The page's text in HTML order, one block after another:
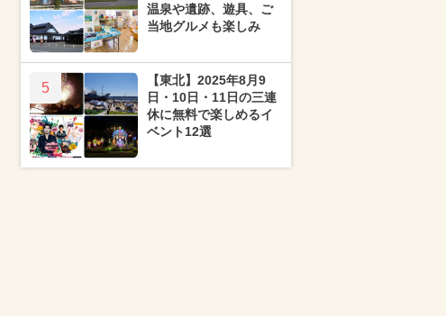
温泉や遺跡、遊具、ご
当地グルメも楽しみ
5
【東北】2025年8月9
日・10日・11日の三連
休に無料で楽しめるイ
ベント12選